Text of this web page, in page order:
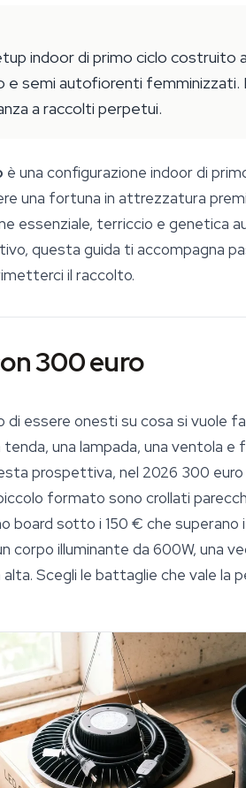
indoor di primo ciclo costruito
semi autofiorenti
a raccolti perpetui.
è una configurazione indoor di
una fortuna in attrezzatura
essenziale, terriccio e genetica
questa guida ti accompagna
il raccolto.
300 euro
essere onesti su cosa si vuole
una lampada, una ventola e
prospettiva, nel 2026 300
formato sono crollati
sotto i 150 € che superano
corpo illuminante da 600W, una
Scegli le battaglie che vale la